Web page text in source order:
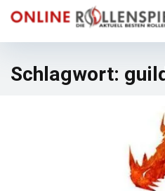
Schlagwort: